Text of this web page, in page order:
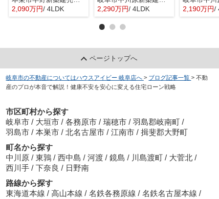
2,090万円/ 4LDK
2,290万円/ 4LDK 2,190万円/
ページトップへ
岐阜市の不動産についてはハウスアイビー 岐阜店へ > ブログ記事一覧 > 不動
産のプロが本音で解説！健康不安を安心に変える住宅ローン戦略
市区町村から探す
岐阜市 / 大垣市 / 各務原市 / 瑞穂市 / 羽島郡岐南町 /
羽島市 / 本巣市 / 北名古屋市 / 江南市 / 揖斐郡大野町
町名から探す
中川原 / 東鶉 / 西中島 / 河渡 / 鏡島 / 川島渡町 / 大菅北 /
西川手 / 下奈良 / 日野南
路線から探す
東海道本線 / 高山本線 / 名鉄各務原線 / 名鉄名古屋本線 /